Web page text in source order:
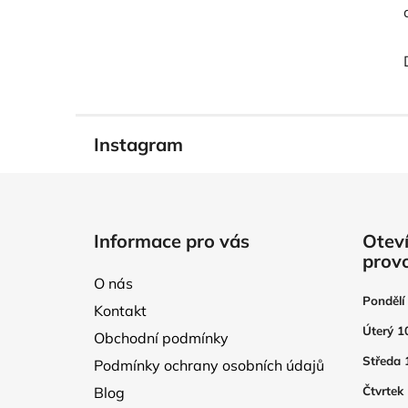
Instagram
Informace pro vás
O nás
Kontakt
Obchodní podmínky
Podmínky ochrany osobních údajů
Blog
Úterý
Středa
Čtvrtek